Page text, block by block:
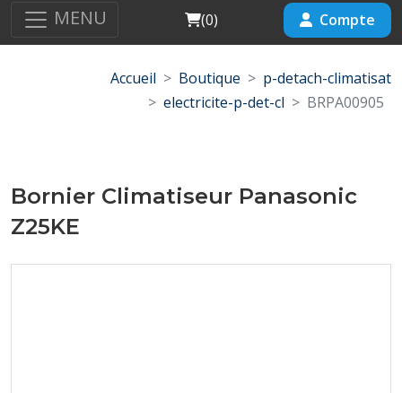
MENU Cart
(0) Compte
Accueil Boutique
p-detach-climatisat
electricite-p-det-cl
BRPA00905
Bornier Climatiseur Panasonic
Z25KE